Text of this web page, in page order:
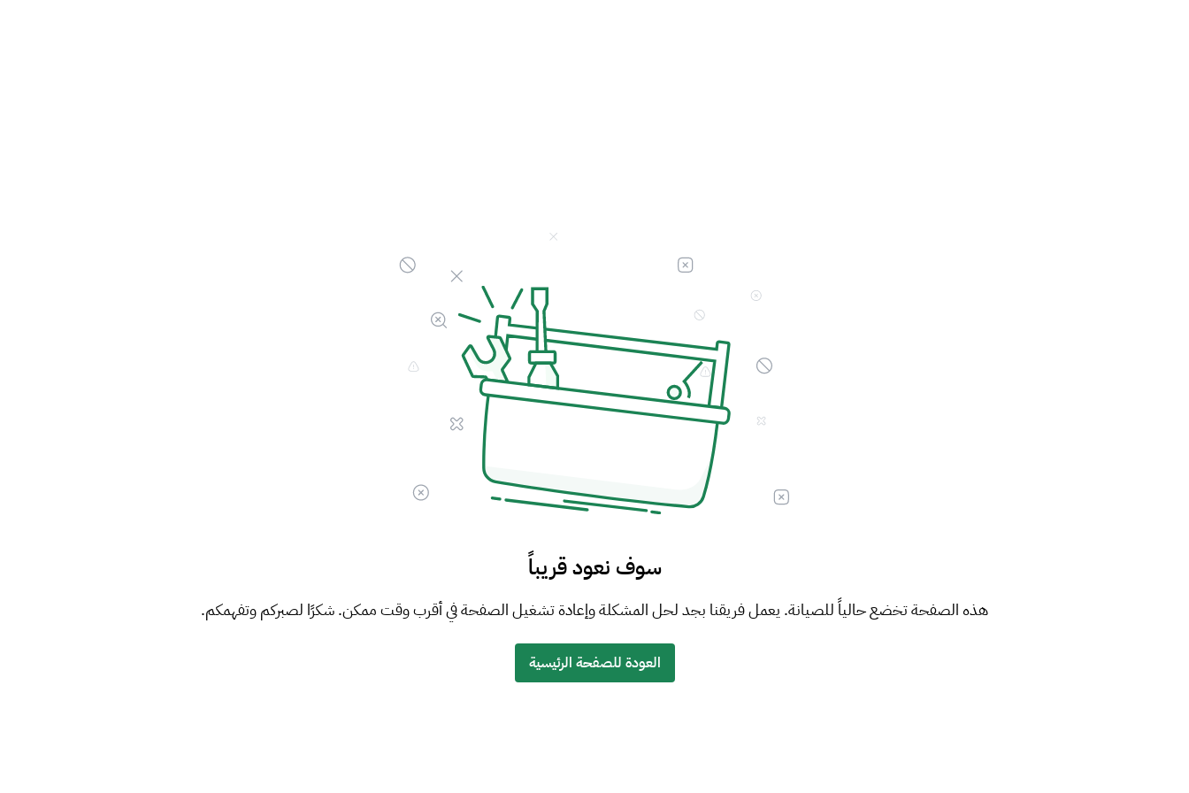
سوف نعود قريباً
هذه الصفحة تخضع حالياً للصيانة. يعمل فريقنا بجد لحل المشكلة وإعادة تشغيل الصفحة في أقرب وقت ممكن. شكرًا لصبركم وتفهمكم.
العودة للصفحة الرئيسية